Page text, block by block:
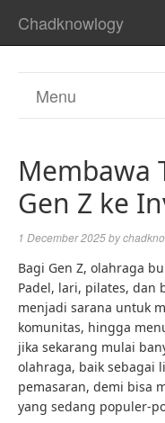
Chadknowlogy
Menu
Membawa
Gen Z ke
1 December 2025by
Bagi Gen Z, olahraga
Padel, lari, pilates, dan
menjadi sarana untuk
komunitas, hingga
jika sekarang mulai
olahraga, baik sebagai
pemasaran, demi bisa
yang sedang populer-